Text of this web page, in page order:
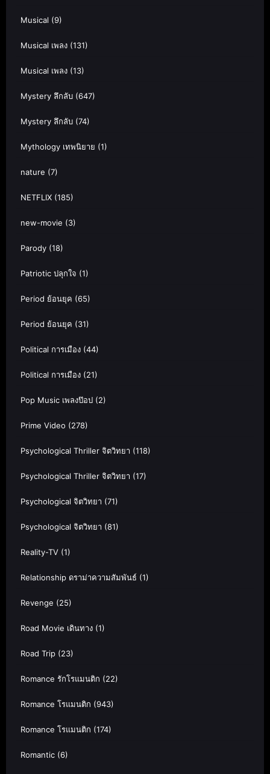
Musical (9)
Musical เพลง (131)
Musical เพลง (13)
Mystery ลึกลับ (647)
Mystery ลึกลับ (74)
Mythology เทพนิยาย (1)
nature (7)
NETFLIX (185)
new-movie (3)
Parody (18)
Patriotic ปลุกใจ (1)
Period ย้อนยุค (65)
Period ย้อนยุค (31)
Political การเมือง (44)
Political การเมือง (21)
Pop Music เพลงป๊อป (2)
Prime Video (278)
Psychological Thriller จิตวิทยา (118)
Psychological Thriller จิตวิทยา (17)
Psychological จิตวิทยา (71)
Psychological จิตวิทยา (81)
Reality-TV (1)
Relationship ดราม่าความสัมพันธ์ (1)
Revenge (25)
Road Movie เดินทาง (1)
Road Trip (23)
Romance รักโรแมนติก (22)
Romance โรแมนติก (943)
Romance โรแมนติก (174)
Romantic (6)